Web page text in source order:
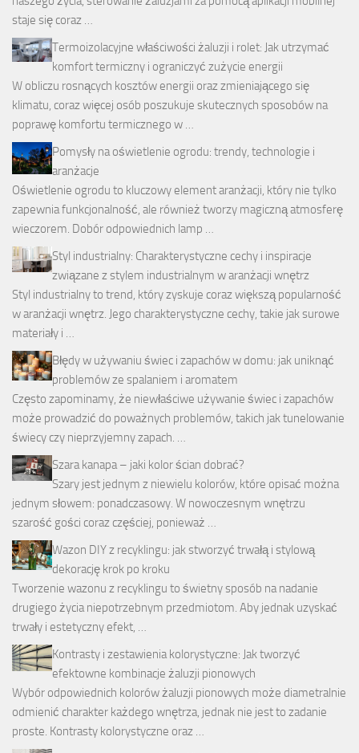
staje się coraz …
Termoizolacyjne właściwości żaluzji i rolet: Jak utrzymać
komfort termiczny i ograniczyć zużycie energii
W obliczu rosnących kosztów energii oraz zmieniającego się
klimatu, coraz więcej osób poszukuje skutecznych sposobów na
poprawę komfortu termicznego w …
Pomysły na oświetlenie ogrodu: trendy, technologie i
aranżacje
Oświetlenie ogrodu to kluczowy element aranżacji, który nie tylko
zapewnia funkcjonalność, ale również tworzy magiczną atmosferę
wieczorem. Dobór odpowiednich lamp …
Styl industrialny: Charakterystyczne cechy i inspiracje
związane z stylem industrialnym w aranżacji wnętrz
Styl industrialny to trend, który zyskuje coraz większą popularność
w aranżacji wnętrz. Jego charakterystyczne cechy, takie jak surowe
materiały i …
Błędy w używaniu świec i zapachów w domu: jak uniknąć
problemów ze spalaniem i aromatem
Często zapominamy, że niewłaściwe używanie świec i zapachów
może prowadzić do poważnych problemów, takich jak tunelowanie
świecy czy nieprzyjemny zapach. …
Szara kanapa – jaki kolor ścian dobrać?
Szary jest jednym z niewielu kolorów, które opisać można
jednym słowem: ponadczasowy. W nowoczesnym wnętrzu
szarość gości coraz częściej, ponieważ …
Wazon DIY z recyklingu: jak stworzyć trwałą i stylową
dekorację krok po kroku
Tworzenie wazonu z recyklingu to świetny sposób na nadanie
drugiego życia niepotrzebnym przedmiotom. Aby jednak uzyskać
trwały i estetyczny efekt, …
Kontrasty i zestawienia kolorystyczne: Jak tworzyć
efektowne kombinacje żaluzji pionowych
Wybór odpowiednich kolorów żaluzji pionowych może diametralnie
odmienić charakter każdego wnętrza, jednak nie jest to zadanie
proste. Kontrasty kolorystyczne oraz …